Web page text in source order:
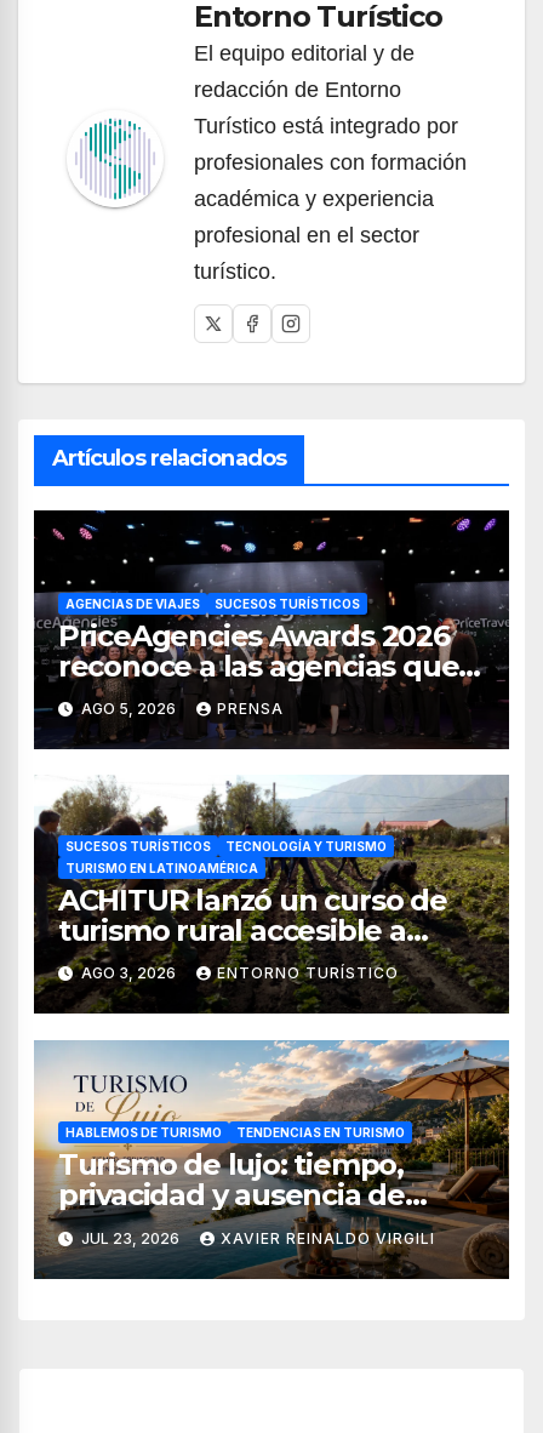
Entorno Turístico
El equipo editorial y de
redacción de Entorno
Turístico está integrado por
profesionales con formación
académica y experiencia
profesional en el sector
turístico.
Artículos relacionados
AGENCIAS DE VIAJES SUCESOS TURÍSTICOS
PriceAgencies Awards 2026
reconoce a las agencias que
impulsan el crecimiento del
turismo en México
AGO 5, 2026 PRENSA
SUCESOS TURÍSTICOS
TECNOLOGÍA Y TURISMO
TURISMO EN LATINOAMÉRICA
ACHITUR lanzó un curso de
turismo rural accesible a
través de WhatsApp
AGO 3, 2026 ENTORNO TURÍSTICO
HABLEMOS DE TURISMO TENDENCIAS EN TURISMO
Turismo de lujo: tiempo,
privacidad y ausencia de
fricciones
JUL 23, 2026 XAVIER REINALDO VIRGILI